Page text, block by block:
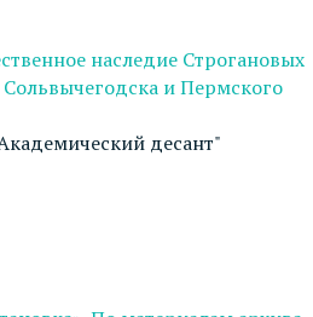
наследие Строгановых
и Пермского
десант"